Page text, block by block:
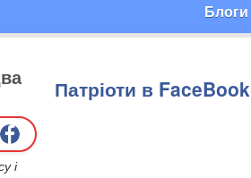
Блоги
і
Патріоти в FaceBook